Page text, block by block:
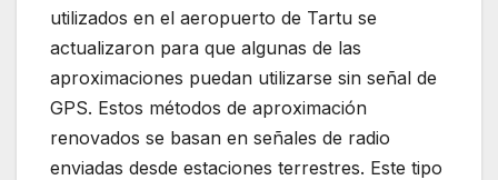
utilizados en el aeropuerto de Tartu se
actualizaron para que algunas de las
aproximaciones puedan utilizarse sin señal de
GPS. Estos métodos de aproximación
renovados se basan en señales de radio
enviadas desde estaciones terrestres. Este tipo